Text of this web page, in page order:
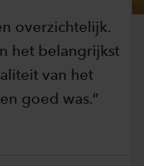
overzichtelijk.
het belangrijkst
van het
goed was.